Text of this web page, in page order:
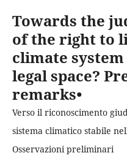
Towards the
of the right to
climate
legal space?
remarks•
Verso il riconoscimento
sistema climatico stabile
Osservazioni preliminari